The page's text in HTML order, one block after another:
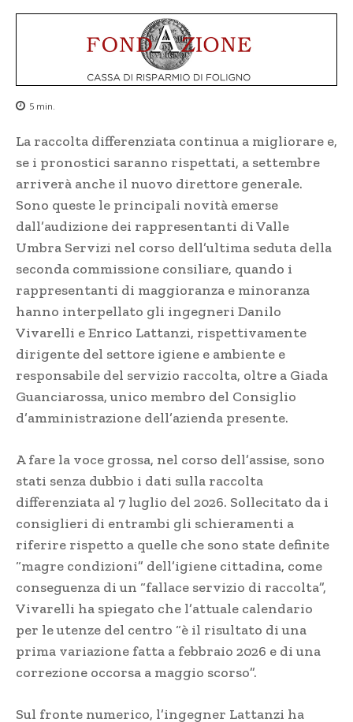
5 min.
La raccolta differenziata continua a migliorare e,
se i pronostici saranno rispettati, a settembre
arriverà anche il nuovo direttore generale.
Sono queste le principali novità emerse
dall’audizione dei rappresentanti di Valle
Umbra Servizi nel corso dell’ultima seduta della
seconda commissione consiliare, quando i
rappresentanti di maggioranza e minoranza
hanno interpellato gli ingegneri Danilo
Vivarelli e Enrico Lattanzi, rispettivamente
dirigente del settore igiene e ambiente e
responsabile del servizio raccolta, oltre a Giada
Guanciarossa, unico membro del Consiglio
d’amministrazione dell’azienda presente.
A fare la voce grossa, nel corso dell’assise, sono
stati senza dubbio i dati sulla raccolta
differenziata al 7 luglio del 2026. Sollecitato da i
consiglieri di entrambi gli schieramenti a
riferire rispetto a quelle che sono state definite
“magre condizioni” dell’igiene cittadina, come
conseguenza di un “fallace servizio di raccolta”,
Vivarelli ha spiegato che l’attuale calendario
per le utenze del centro “è il risultato di una
prima variazione fatta a febbraio 2026 e di una
correzione occorsa a maggio scorso”.
Sul fronte numerico, l’ingegner Lattanzi ha